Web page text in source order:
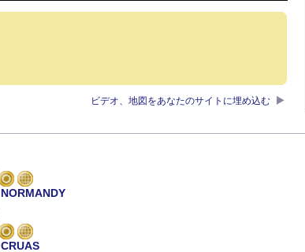
ビデオ、地図をあなたのサイトに埋め込む
NORMANDY
CRUAS